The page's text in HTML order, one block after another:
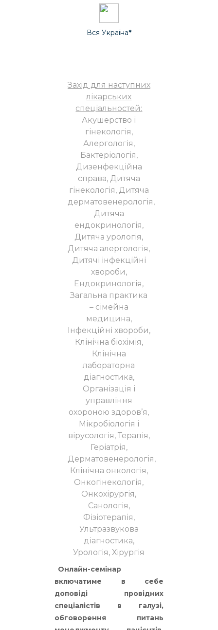
Вся Україна*
Захід для наступних
лікарських
спеціальностей:
Акушерство і
гінекологія,
Алергологія,
Бактеріологія,
Дизенфекційна
справа, Дитяча
гінекологія, Дитяча
дерматовенерологія,
Дитяча
ендокринологія,
Дитяча урологія,
Дитяча алергологія,
Дитячі інфекційні
хвороби,
Ендокринологія,
Загальна практика
– сімейна
медицина,
Інфекційні хвороби,
Клінічна біохімія,
Клінічна
лабораторна
діагностика,
Організація і
управління
охороною здоров’я,
Мікробіологія і
вірусологія, Терапія,
Геріатрія,
Дерматовенерологія,
Клінічна онкологія,
Онкогінекологія,
Онкохірургія,
Санологія,
Фізіотерапія,
Ультразвукова
діагностика,
Урологія, Хірургія
Онлайн-семінар
включатиме в себе
доповіді провідних
спеціалістів в галузі,
обговорення питань